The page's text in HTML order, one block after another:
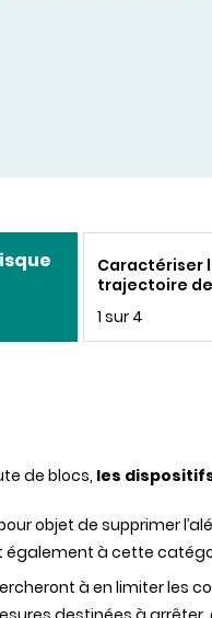
Caractériser
trajectoire
1 sur 4
de blocs, les
objet de supprimer
également à cette
à en limiter les